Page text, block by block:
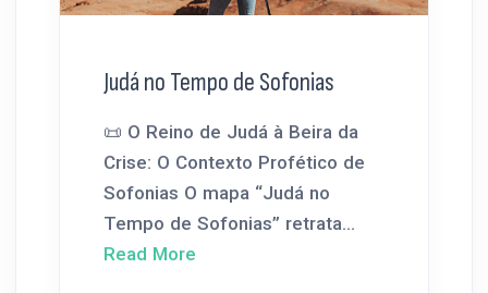
Judá no Tempo de Sofonias
📜 O Reino de Judá à Beira da
Crise: O Contexto Profético de
Sofonias O mapa “Judá no
Tempo de Sofonias” retrata...
Read More